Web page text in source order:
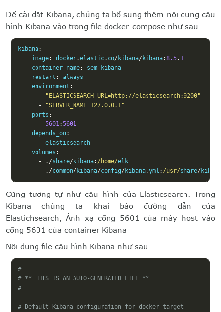
Để cài đặt Kibana, chúng ta bổ sung thêm nội dung cấu
hình Kibana vào trong file docker-compose như sau
kibana:
    image
: docker.elastic. co/kibana/kibana:8.5. 1
    container_name
:
sem_kibana
    restart
:
always
    environment
:
-
"ELASTICSEARCH_URL=http://elasticsearch:9200"
-
"SERVER_NAME=127.0.0.1"
    ports
:
- 5601:5601
    depends_on
:
- elasticsearch
    volumes
:
-
./share/kibana: /home/elk
-
./common/kibana/config/kibana.yml : /usr/share/kibana
Cũng tương tự như cấu hình của Elasticsearch. Trong
Kibana chúng ta khai báo đường dẫn của
Elastichsearch, Ánh xạ cổng 5601 của máy host vào
cổng 5601 của container Kibana
Nội dung file cấu hình Kibana như sau
#
# ** THIS IS AN AUTO-GENERATED FILE **
#
# Default Kibana configuration for docker target